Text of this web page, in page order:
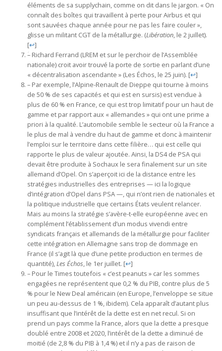
éléments de sa supplychain, comme on dit dans le jargon. « On
connaît des boîtes qui travaillent à perte pour Airbus et qui
sont sauvées chaque année pour ne pas les faire couler »,
glisse un militant CGT de la métallurgie. (Libération, le 2 juillet).
[↩]
ؘ– Richard Ferrand (LREM et sur le perchoir de l’Assemblée
nationale) croit avoir trouvé la porte de sortie en parlant d’une
« décentralisation ascendante » (Les Échos, le 25 juin). [↩]
– Par exemple, l’Alpine-Renault de Dieppe qui tourne à moins
de 50 % de ses capacités et qui est en sursis) est vendue à
plus de 60 % en France, ce qui est trop limitatif pour un haut de
gamme et par rapport aux « allemandes » qui ont une prime a
priori à la qualité. L’automobile semble le secteur où la France a
le plus de mal à vendre du haut de gamme et donc à maintenir
l’emploi sur le territoire dans cette filière… qui est celle qui
rapporte le plus de valeur ajoutée. Ainsi, la DS4 de PSA qui
devait être produite à Sochaux le sera finalement sur un site
allemand d’Opel. On s’aperçoit ici de la distance entre les
stratégies industrielles des entreprises — ici la logique
d’intégration d’Opel dans PSA —, qui n’ont rien de nationales et
la politique industrielle que certains États veulent relancer.
Mais au moins la stratégie s’avère-t-elle européenne avec en
complément l’établissement d’un modus vivendi entre
syndicats français et allemands de la métallurgie pour faciliter
cette intégration en Allemagne sans trop de dommage en
France (il s’agit là que d’une petite production en termes de
quantité),Les Échos, le 1er juillet. [↩]
– Pour le Times toutefois « c’est peanuts » car les sommes
engagées ne représentent que 0,2 % du PIB, contre plus de 5
% pour le New Deal américain (en Europe, l’enveloppe se situe
un peu au-dessus de 1 %, ibidem). Cela apparaît d’autant plus
insuffisant que l’intérêt de la dette est en net recul. Si on
prend un pays comme la France, alors que la dette a presque
doublé entre 2008 et 2020, l’intérêt de la dette a diminué de
moitié (de 2,8 % du PIB à 1,4 %) et il n’y a pas de raison de